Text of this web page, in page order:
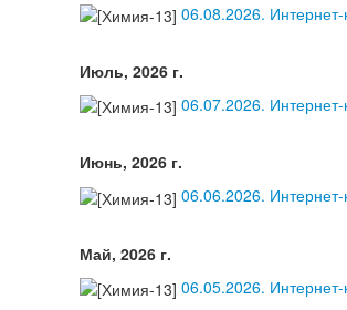
06.08.2026.
Июль, 2026 г.
06.07.2026.
Июнь, 2026 г.
06.06.2026.
Май, 2026 г.
06.05.2026.